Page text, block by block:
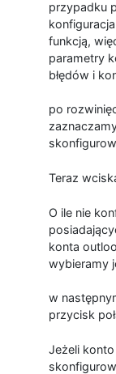
przypadku
funkcją,
parametry
błędów i
po
Teraz
O ile nie
konta
wybieramy
w
przycisk
Jeżeli